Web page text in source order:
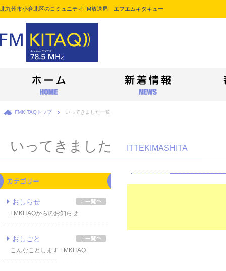
北九州市小倉北区のコミュニティFM放送局 エフエムキタキュー
FMKITAQトップ いってきました一覧
いってきました ITTEKIMASHITA
おしらせ
FMKITAQからのお知らせ
おしごと
こんなことします FMKITAQ